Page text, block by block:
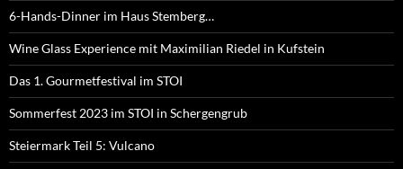
6-Hands-Dinner im Haus Stemberg…
Wine Glass Experience mit Maximilian Riedel in Kufstein
Das 1. Gourmetfestival im STOI
Sommerfest 2023 im STOI in Schergengrub
Steiermark Teil 5: Vulcano